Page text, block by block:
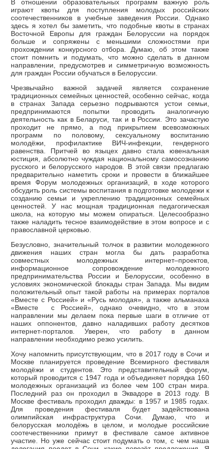
В отношении образовательных программ важную роль
играют квоты для поступления молодых российских
соотечественников в учебные заведения России. Однако
здесь я хотел бы заметить, что подобные квоты в странах
Восточной Европы для граждан Белоруссии на порядок
больше и сопряжены с меньшими сложностями при
прохождении конкурсного отбора. Думаю, об этом также
стоит помнить и подумать, что можно сделать в данном
направлении, предусмотрев и симметричную возможность
для граждан России обучаться в Белоруссии.
Чрезвычайно важной задачей является сохранение
традиционных семейных ценностей, особенно сейчас, когда
в странах Запада серьезно подрываются устои семьи,
предпринимаются попытки проводить аналогичную
деятельность как в Беларуси, так и в России. Это зачастую
проходит не прямо, а под прикрытием всевозможных
программ по половому, сексуальному воспитанию
молодёжи, профилактике ВИЧ-инфекции, гендерного
равенства. Притчей во языцех давно стала ювенальная
юстиция, абсолютно чуждая национальному самосознанию
русского и белорусского народов. В этой связи предлагаю
предварительно наметить сроки и провести в ближайшее
время Форум молодежных организаций, в ходе которого
обсудить роль системы воспитания в подготовке молодежи к
созданию семьи и укреплению традиционных семейных
ценностей. У нас мощная традиционная педагогическая
школа, на которую мы можем опираться. Целесообразно
также наладить тесное взаимодействие в этом вопросе и с
православной церковью.
Безусловно, значительный толчок в развитии молодежного
движения наших стран могла бы дать разработка
совместных молодежных интернет–проектов,
информационное сопровождение молодежного
предпринимательства России и Белоруссии, особенно в
условиях экономической блокады стран Запада. Мы видим
положительный опыт такой работы на примерах порталов
«Вместе с Россией» и «Русь молодая», а также альманаха
«Вместе с Россией», однако очевидно, что в этом
направлении мы делаем пока первые шаги в отличие от
наших оппонентов, давно наладивших работу десятков
интернет-порталов. Уверен, что работу в данном
направлении необходимо резко усилить.
Хочу напомнить присутствующим, что в 2017 году в Сочи и
Москве планируется проведение Всемирного фестиваля
молодёжи и студентов. Это представительный форум,
который проводится с 1947 года и объединяет порядка 160
молодежных организаций из более чем 100 стран мира.
Последний раз он проходил в Эквадоре в 2013 году. В
Москве фестиваль проходил дважды: в 1957 и 1985 годах.
Для проведения фестиваля будет задействована
олимпийская инфраструктура Сочи. Думаю, что и
белорусская молодёжь в целом, и молодые российские
соотечественники примут в фестивале самое активное
участие. Но уже сейчас стоит подумать о том, с чем наша